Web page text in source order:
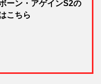
ーン・アゲインS2の
こちら